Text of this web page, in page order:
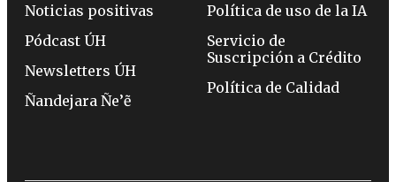
Noticias positivas
Pódcast ÚH
Newsletters ÚH
Ñandejara Ñe’ẽ
Política de uso de la IA
Servicio de
Suscripción a Crédito
Política de Calidad